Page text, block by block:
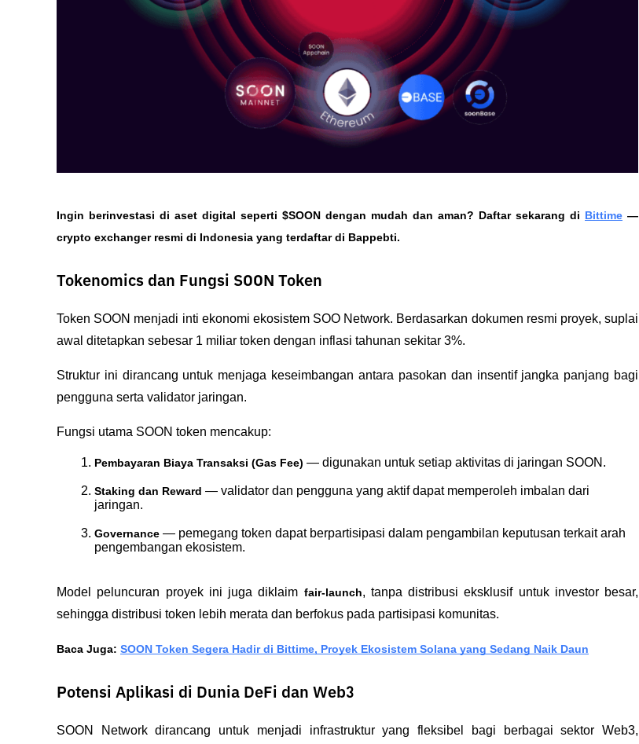
Ingin berinvestasi di aset digital seperti $SOON dengan mudah dan aman? Daftar sekarang di Bittime —
crypto exchanger resmi di Indonesia yang terdaftar di Bappebti.
Tokenomics dan Fungsi SOON Token
Token SOON menjadi inti ekonomi ekosistem SOO Network. Berdasarkan dokumen resmi proyek, suplai
awal ditetapkan sebesar 1 miliar token dengan inflasi tahunan sekitar 3%.
Struktur ini dirancang untuk menjaga keseimbangan antara pasokan dan insentif jangka panjang bagi
pengguna serta validator jaringan.
Fungsi utama SOON token mencakup:
Pembayaran Biaya Transaksi (Gas Fee) — digunakan untuk setiap aktivitas di jaringan SOON.
Staking dan Reward — validator dan pengguna yang aktif dapat memperoleh imbalan dari
jaringan.
Governance — pemegang token dapat berpartisipasi dalam pengambilan keputusan terkait arah
pengembangan ekosistem.
Model peluncuran proyek ini juga diklaim fair-launch, tanpa distribusi eksklusif untuk investor besar,
sehingga distribusi token lebih merata dan berfokus pada partisipasi komunitas.
Baca Juga: SOON Token Segera Hadir di Bittime, Proyek Ekosistem Solana yang Sedang Naik Daun
Potensi Aplikasi di Dunia DeFi dan Web3
SOON Network dirancang untuk menjadi infrastruktur yang fleksibel bagi berbagai sektor Web3,